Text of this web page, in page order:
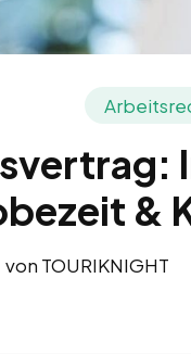
&
von TOURIKNIGHT